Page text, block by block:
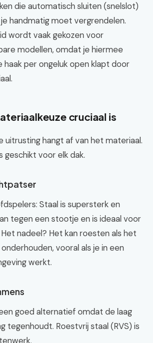
die automatisch sluiten (snelslot)
handmatig moet vergrendelen.
wordt vaak gekozen voor
modellen, omdat je hiermee
per ongeluk open klapt door
cruciaal is
uitrusting hangt af van het materiaal.
geschikt voor elk dak.
Staal is supersterk en
tegen een stootje en is ideaal voor
nadeel? Het kan roesten als het
vooral als je in een
werkt.
goed alternatief omdat de laag
tegenhoudt. Roestvrij staal (RVS) is